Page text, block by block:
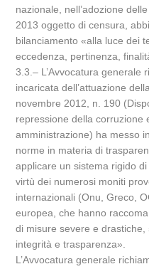
nazionale, nell’adozione
2013 oggetto di censura,
bilanciamento «alla luce dei
eccedenza, pertinenza,
3.3.– L’Avvocatura generale
incaricata dell’attuazione
novembre 2012, n. 190
repressione della corruzione
amministrazione) ha messo
norme in materia di
applicare un sistema rigido
virtù dei numerosi moniti
internazionali (Onu, Greco,
europea, che hanno
di misure severe e
integrità e trasparenza».
L’Avvocatura generale